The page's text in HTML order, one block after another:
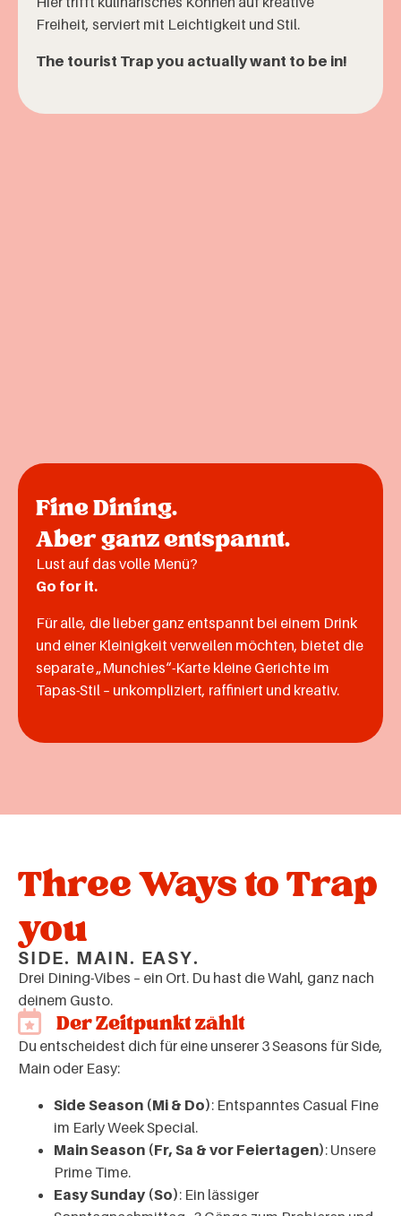
Freiheit, serviert mit Leichtigkeit und Stil.
The tourist Trap you actually want to be in!
Fine Dining.
Aber ganz entspannt.
Lust auf das volle Menü?
Go for it.
Für alle, die lieber ganz entspannt bei einem Drink
und einer Kleinigkeit verweilen möchten, bietet die
separate „Munchies“-Karte kleine Gerichte im
Tapas-Stil – unkompliziert, raffiniert und kreativ.
Three Ways to Trap
you
SIDE. MAIN. EASY.
Drei Dining-Vibes – ein Ort. Du hast die Wahl, ganz nach
deinem Gusto.
Der Zeitpunkt zählt
Du entscheidest dich für eine unserer 3 Seasons fürSide,
Main oder Easy:
Side Season (Mi & Do): Entspanntes Casual Fine
im Early Week Special.
Main Season (Fr, Sa & vor Feiertagen): Unsere
Prime Time.
Easy Sunday (So): Ein lässiger